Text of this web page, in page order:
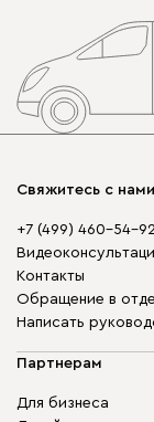
Свяжитесь с нами
+7 (499) 460-54-
Контакты
Обращение в
Написать
Партнерам
Для бизнеса